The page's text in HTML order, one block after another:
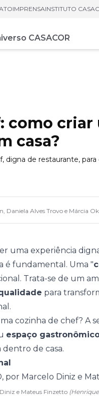
IMPRENSAINSTITUTO
três caracteres
como criar
casa?
digna de restaurante,
Daniela Alves Trovo e Márcia
uma experiência
é fundamental. Uma "
Trata-se de um
para
cozinha de chef? A
espaço
de casa.
e Mateus Finzetto